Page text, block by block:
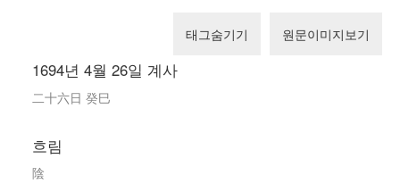
태그숨기기 원문이미지보기
1694년 4월 26일 계사
二十六日 癸巳
흐림
陰